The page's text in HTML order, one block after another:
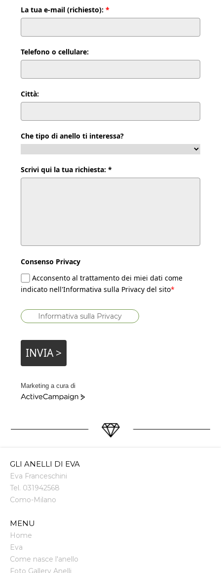
La tua e-mail (richiesto):*
Telefono o cellulare:
Città:
Che tipo di anello ti interessa?
Scrivi qui la tua richiesta: *
Consenso Privacy
Acconsento al trattamento dei miei dati come
indicato nell'Informativa sulla Privacy del sito*
Informativa sulla Privacy
INVIA >
Marketing a cura di
ActiveCampaign
GLI ANELLI DI EVA
Eva Franceschini
Tel. 031942568
Como-Milano
MENU
Home
Eva
Come nasce l'anello
Foto Gallery Anelli